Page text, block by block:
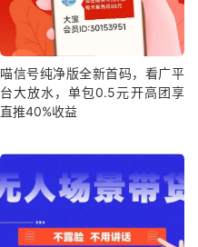
喵信号纯净版全新首码，看广平
台大放水，单包0.5元开高团享
直推40%收益